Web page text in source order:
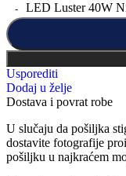
LED Luster 40W
Usporediti
Dodaj u želje
Dostava i povrat robe
U slučaju da pošiljka
dostavite fotografije
pošiljku u najkraćem